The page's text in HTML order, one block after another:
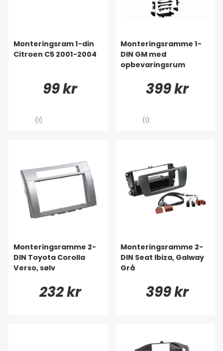
Monteringsram 1-din
Citroen C5 2001-2004
99 kr
(1)
Monteringsramme 1-
DIN GM med
opbevaringsrum
399 kr
(1)
Monteringsramme 2-
DIN Toyota Corolla
Verso, sølv
232 kr
Monteringsramme 2-
DIN Seat Ibiza, Galway
Grå
399 kr